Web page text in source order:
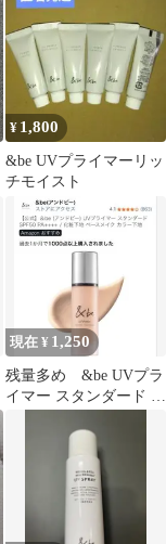
グロウ
¥ 1,800
&be UVプライマーリッ
チモイスト
現在 ¥ 1,250
残量多め &be UVプラ
イマー スタンダード 化